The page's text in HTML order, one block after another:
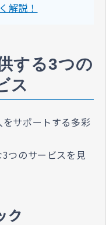
解説！
する3つの
ス
サポートする多彩
つのサービスを見
ク